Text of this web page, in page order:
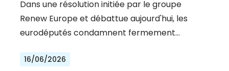
Dans une résolution initiée par le groupe
Renew Europe et débattue aujourd'hui, les
eurodéputés condamnent fermement…
16/06/2026